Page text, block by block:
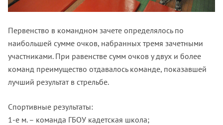
Первенство в командном зачете определялось по
наибольшей сумме очков, набранных тремя зачетными
участниками. При равенстве сумм очков у двух и более
команд преимущество отдавалось команде, показавшей
лучший результат в стрельбе.
Спортивные результаты:
1-е м. – команда ГБОУ кадетская школа;